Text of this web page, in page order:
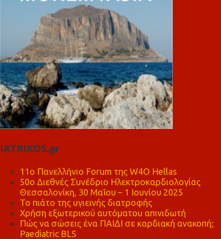
IATRIKOS.gr
11ο Πανελλήνιο Forum της W4O Hellas
50ο Διεθνές Συνέδριο Ηλεκτροκαρδιολογίας
Θεσσαλονίκη, 30 Μαΐου – 1 Ιουνίου 2025
Το πιάτο της υγιεινής διατροφής
Χρήση εξωτερικού αυτόματου απινιδωτή
Πώς να σώσεις ένα ΠΑΙΔΙ σε καρδιακή ανακοπή;
Paediatric BLS